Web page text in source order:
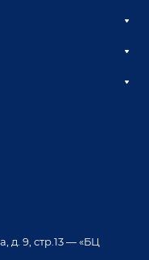
д. 9, стр.13 — «БЦ